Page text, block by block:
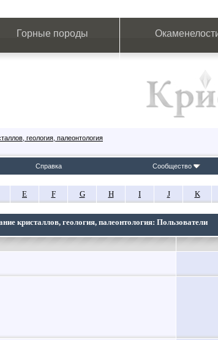
Горные породы
геология, палеонтология
Справка Сообщество
E F G H I J K
кристаллов, геология, палеонтология: Пользователи